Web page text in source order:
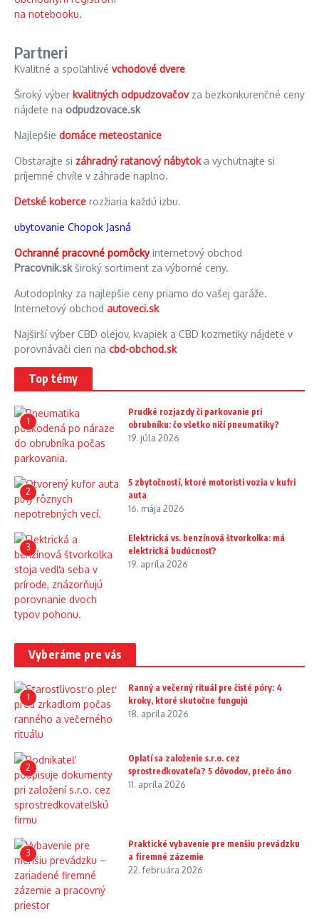
Partneri
Kvalitné a spoľahlivé vchodové dvere
Široký výber kvalitných odpudzovačovza bezkonkurenčné ceny
nájdete na odpudzovace.sk
Najlepšie domáce meteostanice
Obstarajte si záhradný ratanový nábytoka vychutnajte si
príjemné chvíle v záhrade naplno.
Detské koberce rozžiaria každú izbu.
ubytovanie Chopok Jasná
Ochranné pracovné pomôckyinternetový obchod
Pracovnik.skširoký sortiment za výborné ceny.
Autodoplnky za najlepšie ceny priamo do vašej garáže.
Internetový obchod autoveci.sk
Najširší výber CBD olejov, kvapiek a CBD kozmetiky nájdete v
porovnávači cien na cbd-obchod.sk
Top témy
1
Prudké rozjazdy či parkovanie pri
obrubníku: čo všetko ničí pneumatiky?
19. júla 2026
2
5 zbytočností, ktoré motoristi vozia v kufri
auta
16. mája 2026
3
Elektrická vs. benzínová štvorkolka: má
elektrická budúcnosť?
19. apríla 2026
Vyberáme pre vás
1
Ranný a večerný rituál pre čisté póry: 4
kroky, ktoré skutočne fungujú
18. apríla 2026
2
Oplatí sa založenie s.r.o. cez
sprostredkovateľa? 5 dôvodov, prečo áno
11. apríla 2026
3
Praktické vybavenie pre menšiu prevádzku
a firemné zázemie
22. februára 2026